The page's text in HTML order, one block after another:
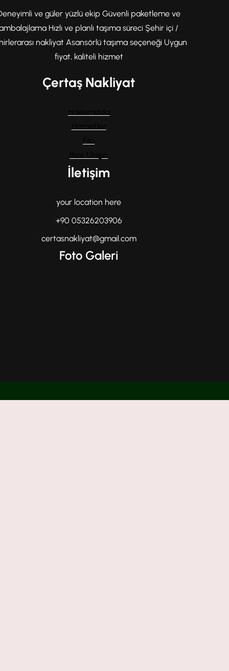
ve güler yüzlü ekip Güvenli paketleme ve
Hızlı ve planlı taşıma süreci Şehir içi /
nakliyat Asansörlü taşıma seçeneği Uygun
fiyat, kaliteli hizmet
Çertaş Nakliyat
İletişim
your location here
+90 05326203906
certasnakliyat@gmail.com
Foto Galeri